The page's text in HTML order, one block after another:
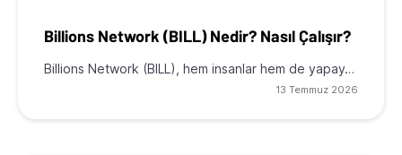
Billions Network (BILL) Nedir? Nasıl Çalışır?
Billions Network (BILL), hem insanlar hem de yapay…
13 Temmuz 2026